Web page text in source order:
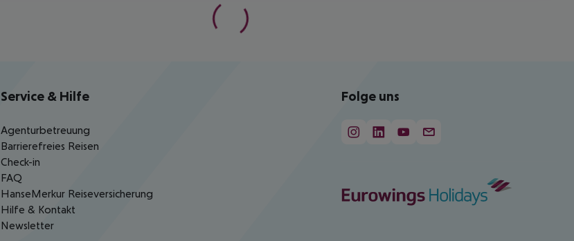
Service & Hilfe
Agenturbetreuung
Barrierefreies Reisen
Check-in
FAQ
HanseMerkur Reiseversicherung
Hilfe & Kontakt
Newsletter
Folge uns